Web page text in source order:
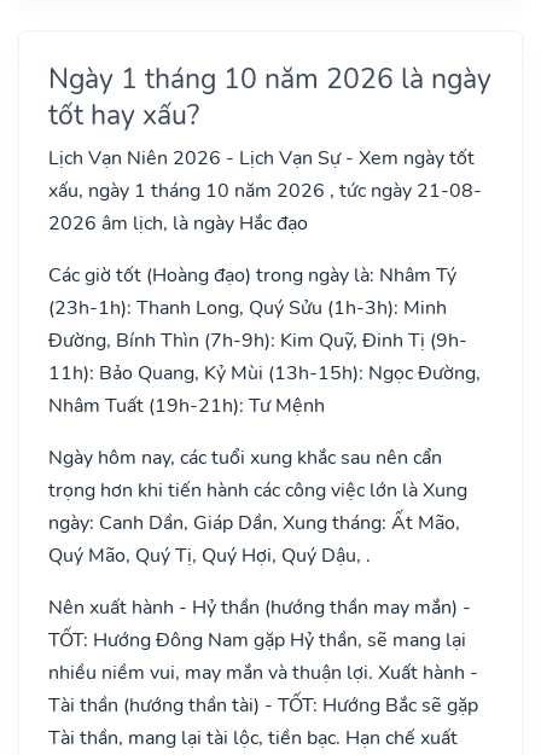
Ngày 1 tháng 10 năm 2026 là ngày
tốt hay xấu?
Lịch Vạn Niên 2026 - Lịch Vạn Sự - Xem ngày tốt
xấu, ngày 1 tháng 10 năm 2026 , tức ngày 21-08-
2026 âm lịch, là ngày Hắc đạo
Các giờ tốt (Hoàng đạo) trong ngày là: Nhâm Tý
(23h-1h): Thanh Long, Quý Sửu (1h-3h): Minh
Đường, Bính Thìn (7h-9h): Kim Quỹ, Đinh Tị (9h-
11h): Bảo Quang, Kỷ Mùi (13h-15h): Ngọc Đường,
Nhâm Tuất (19h-21h): Tư Mệnh
Ngày hôm nay, các tuổi xung khắc sau nên cẩn
trọng hơn khi tiến hành các công việc lớn là Xung
ngày: Canh Dần, Giáp Dần, Xung tháng: Ất Mão,
Quý Mão, Quý Tị, Quý Hợi, Quý Dậu, .
Nên xuất hành - Hỷ thần (hướng thần may mắn) -
TỐT: Hướng Đông Nam gặp Hỷ thần, sẽ mang lại
nhiều niềm vui, may mắn và thuận lợi. Xuất hành -
Tài thần (hướng thần tài) - TỐT: Hướng Bắc sẽ gặp
Tài thần, mang lại tài lộc, tiền bạc. Hạn chế xuất